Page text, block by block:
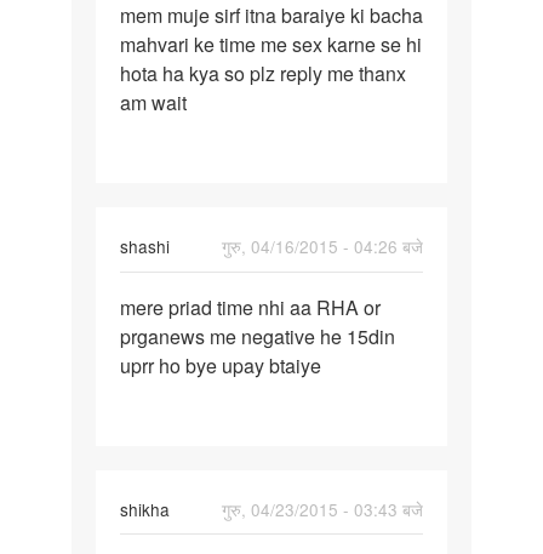
mem
muje
sirf
itna
mem muje sirf itna baraiye ki bacha
mahvari ke time me sex karne se hi
hota ha kya so plz reply me thanx
am wait
shashi
गुरु, 04/16/2015 - 04:26 बजे
mere
priad
time
mere priad time nhi aa RHA or
prganews me negative he 15din
uprr ho bye upay btaiye
shikha
गुरु, 04/23/2015 - 03:43 बजे